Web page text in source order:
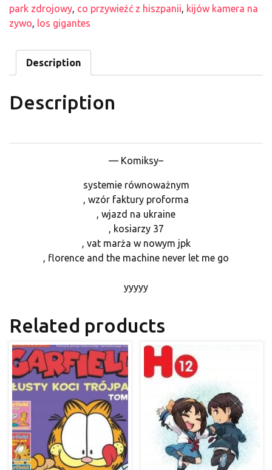
park zdrojowy co przywieźć z hiszpanii
kijów kamera na
zywo
los gigantes
Description
Description
— Komiksy–
systemie równoważnym
, wzór faktury proforma
, wjazd na ukraine
, kosiarzy 37
, vat marża w nowym jpk
, florence and the machine never let me go
yyyyy
Related products